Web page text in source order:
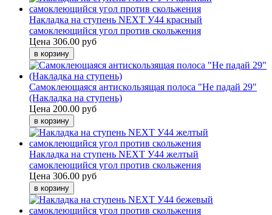
Накладка на ступень NEXT У44 красный
самоклеющийся угол против скольжения
Цена 306.00 руб
Самоклеющаяся антискользящая полоса "Не падай 29"
(Накладка на ступень)
Цена 200.00 руб
Накладка на ступень NEXT У44 желтый
самоклеющийся угол против скольжения
Цена 306.00 руб